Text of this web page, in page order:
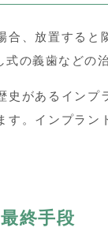
合、放置する
の義歯などの
があるイン
す。インプラン
終手段